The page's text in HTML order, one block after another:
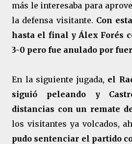
más le interesaba para
la defensa visitante. Con
hasta el final y Álex Forés
3-0 pero fue anulado por
En la siguiente jugada, el
siguió peleando y
distancias con un remate
los visitantes ya volcados,
pudo sentenciar el partido